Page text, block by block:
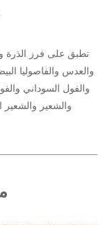
تطبق على فرز الذرة
والعدس والفاصوليا
والفول السوداني
والشعير والشعير